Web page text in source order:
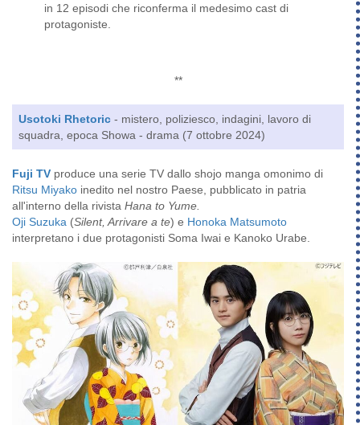
in 12 episodi che riconferma il medesimo cast di
protagoniste.
**
Usotoki Rhetoric - mistero, poliziesco, indagini, lavoro di
squadra, epoca Showa - drama (7 ottobre 2024)
Fuji TV produce una serie TV dallo shojo manga omonimo di
Ritsu Miyako inedito nel nostro Paese, pubblicato in patria
all'interno della rivista Hana to Yume.
Oji Suzuka (Silent, Arrivare a te) e Honoka Matsumoto
interpretano i due protagonisti Soma Iwai e Kanoko Urabe.